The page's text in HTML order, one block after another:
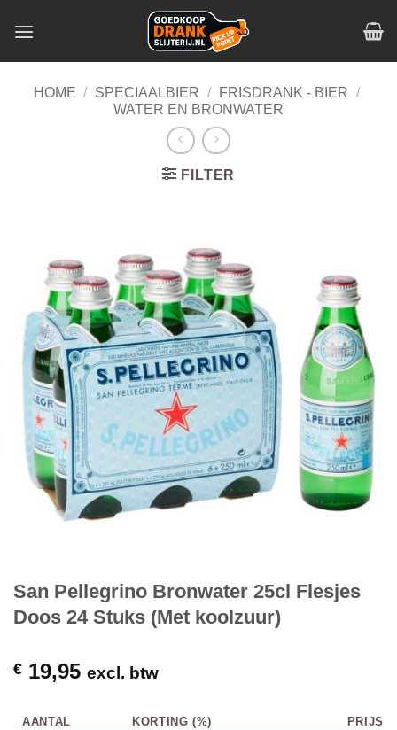
HOME / SPECIAALBIER / FRISDRANK - BIER /
WATER EN BRONWATER
FILTER
San Pellegrino Bronwater 25cl Flesjes
Doos 24 Stuks (Met koolzuur)
€ 19,95 excl. btw
AANTAL KORTING (%) PRIJS